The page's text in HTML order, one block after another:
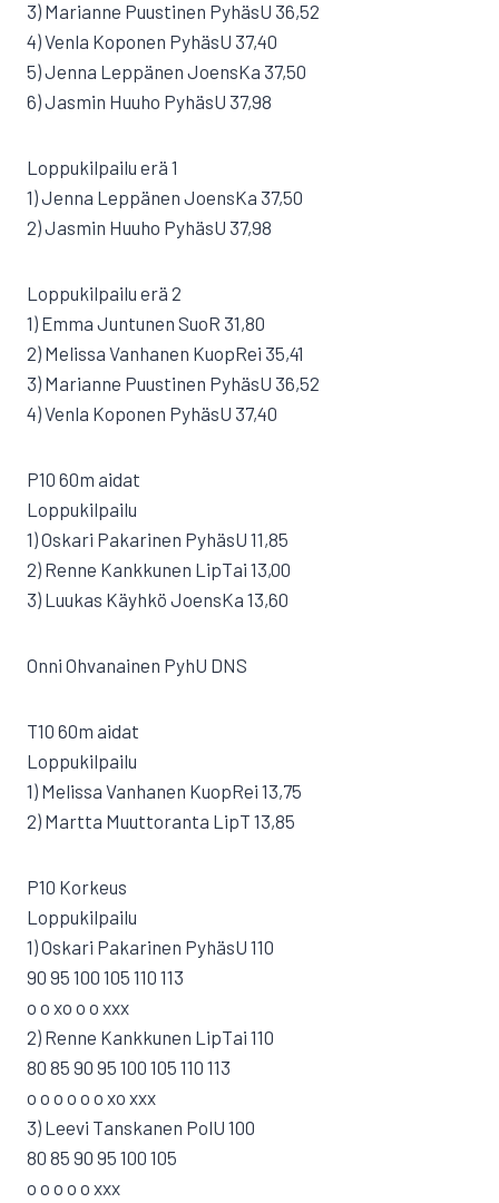
3) Marianne Puustinen PyhäsU 36,52
4) Venla Koponen PyhäsU 37,40
5) Jenna Leppänen JoensKa 37,50
6) Jasmin Huuho PyhäsU 37,98
Loppukilpailu erä 1
1) Jenna Leppänen JoensKa 37,50
2) Jasmin Huuho PyhäsU 37,98
Loppukilpailu erä 2
1) Emma Juntunen SuoR 31,80
2) Melissa Vanhanen KuopRei 35,41
3) Marianne Puustinen PyhäsU 36,52
4) Venla Koponen PyhäsU 37,40
P10 60m aidat
Loppukilpailu
1) Oskari Pakarinen PyhäsU 11,85
2) Renne Kankkunen LipTai 13,00
3) Luukas Käyhkö JoensKa 13,60
Onni Ohvanainen PyhU DNS
T10 60m aidat
Loppukilpailu
1) Melissa Vanhanen KuopRei 13,75
2) Martta Muuttoranta LipT 13,85
P10 Korkeus
Loppukilpailu
1) Oskari Pakarinen PyhäsU 110
90 95 100 105 110 113
o o xo o o xxx
2) Renne Kankkunen LipTai 110
80 85 90 95 100 105 110 113
o o o o o o xo xxx
3) Leevi Tanskanen PolU 100
80 85 90 95 100 105
o o o o o xxx